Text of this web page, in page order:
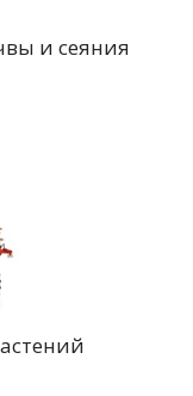
и сеяния